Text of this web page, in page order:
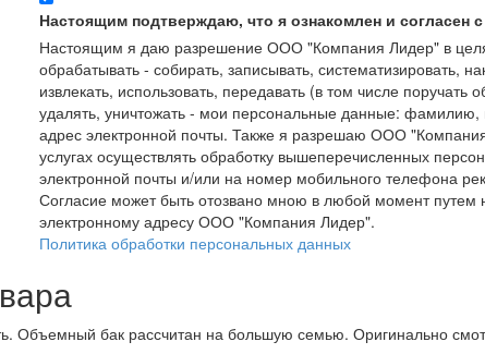
Настоящим подтверждаю, что я ознакомлен и согласен
Настоящим я даю разрешение ООО "Компания Лидер" в
обрабатывать - собирать, записывать, систематизировать,
извлекать, использовать, передавать (в том числе поручать
удалять, уничтожать - мои персональные данные:
адрес электронной почты. Также я разрешаю ООО
услугах осуществлять обработку вышеперечисленных
электронной почты и/или на номер мобильного телефона
Согласие может быть отозвано мною в любой момент путем
электронному адресу ООО "Компания Лидер".
Политика обработки персональных данных
Объемный бак рассчитан на большую семью. Оригинально